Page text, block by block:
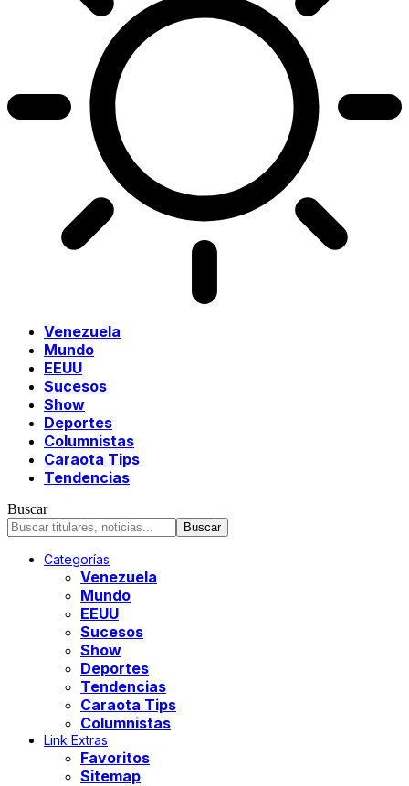
Venezuela
Mundo
EEUU
Sucesos
Show
Deportes
Columnistas
Caraota Tips
Tendencias
Buscar
Categorías
Venezuela
Mundo
EEUU
Sucesos
Show
Deportes
Tendencias
Caraota Tips
Columnistas
Link Extras
Favoritos
Sitemap